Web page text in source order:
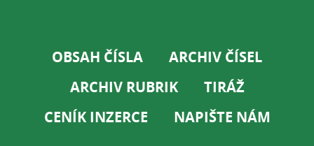
OBSAH ČÍSLA
ARCHIV ČÍSEL
ARCHIV RUBRIK
TIRÁŽ
CENÍK INZERCE
NAPIŠTE NÁM